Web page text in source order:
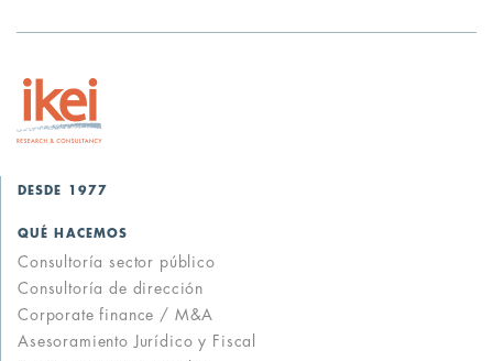
DESDE 1977
QUÉ HACEMOS
Consultoría sector público
Consultoría de dirección
Corporate finance / M&A
Asesoramiento Jurídico y Fiscal